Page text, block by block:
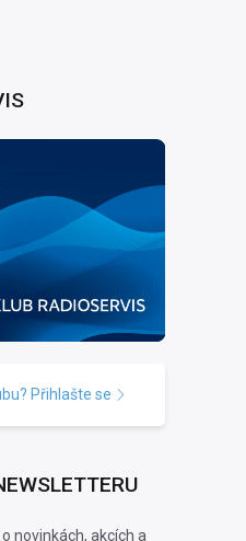
Přihlašte se
novinkách, akcích a